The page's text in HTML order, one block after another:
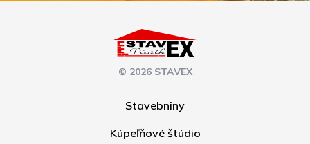
© 2026 STAVEX
Stavebniny
Kúpeľňové štúdio